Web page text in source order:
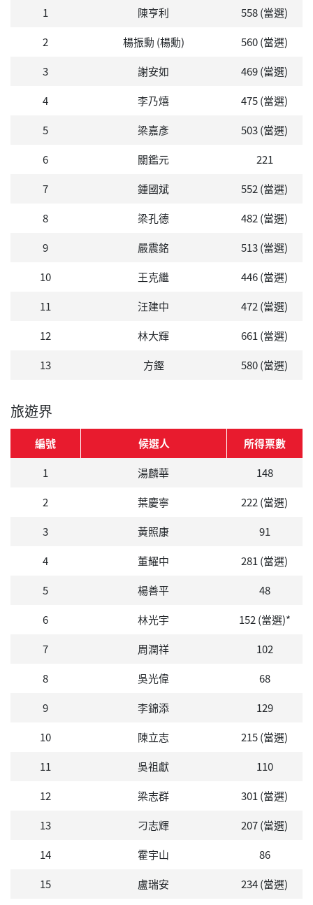
1 陳亨利
558 (當選)
2
楊振勳 (楊勳)
560 (當選)
3
謝安如
469 (當選)
4
李乃熺
475 (當選)
5
梁嘉彥
503 (當選)
6
關鑑元
221
7
鍾國斌
552 (當選)
8
梁孔德
482 (當選)
9
嚴震銘
513 (當選)
10
王克繼
446 (當選)
11
汪建中
472 (當選)
12
林大輝
661 (當選)
13
方鏗 580 (當選)
旅遊界
編號 候選人
所得票數
1
湯麟華
148
2
葉慶寧
222 (當選)
3
黃照康
91
4
董耀中
281 (當選)
5
楊善平
48
6
林光宇
152 (當選)*
7
周潤祥
102
8
吳光偉
68
9
李錦添
129
10
陳立志
215 (當選)
11
吳祖獻
110
12
梁志群
301 (當選)
13
刁志輝
207 (當選)
14
霍宇山
86
15
盧瑞安
234 (當選)